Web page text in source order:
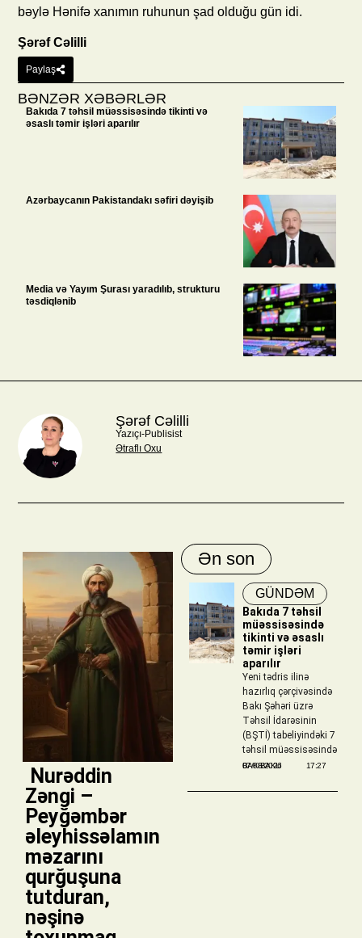
bəylə Hənifə xanımın ruhunun şad olduğu gün idi.
Şərəf Cəlilli
Paylaş
BƏNZƏR XƏBƏRLƏR
Bakıda 7 təhsil müəssisəsində tikinti və
əsaslı təmir işləri aparılır
Azərbaycanın Pakistandakı səfiri dəyişib
Media və Yayım Şurası yaradılıb, strukturu
təsdiqlənib
Şərəf Cəlilli
Yazıçı-Publisist
Ətraflı Oxu
​ Nurəddin
Zəngi –
Peyğəmbər
əleyhissəlamın
məzarını
qurğuşuna
tutduran,
nəşinə
Ən son
GÜNDƏM
Bakıda 7 təhsil
müəssisəsində
tikinti və əsaslı
təmir işləri
aparılır
Yeni tədris ilinə
hazırlıq çərçivəsində
Bakı Şəhəri üzrə
Təhsil İdarəsinin
(BŞTİ) tabeliyindəki 7
təhsil müəssisəsində
BAKIBAKU
07/08/2026 17:27